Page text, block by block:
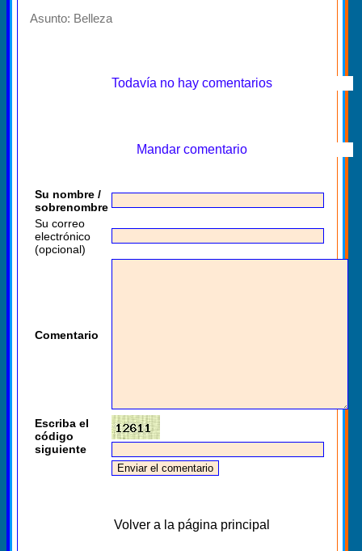
Asunto: Belleza
Todavía no hay comentarios
Mandar comentario
Su nombre /
sobrenombre
Su correo
electrónico
(opcional)
Comentario
Escriba el
código
siguiente
Volver a la página principal